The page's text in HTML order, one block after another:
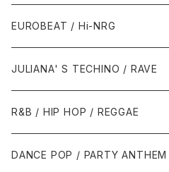
1987年・以前
1988年
1990年代
1990年
1991年
2000年代
2000年
2001年
2010年代
2010年
1990年代
1994年・以前
1995年
2000年代
2000年
2001年
EUROBEAT / Hi-NRG
1980年代
1986年・以前
1987年
1990年代
1990年
2000年代
JULIANA' S TECHINO / RAVE
1990年代
1990年
2000年代
R&B / HIP HOP / REGGAE
1980年代
DANCE POP / PARTY ANTHEM